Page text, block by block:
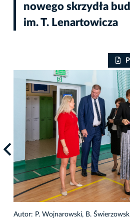
nowego skrzydła
im. T. Lenartowicza
Autor: P. Wojnarowski, B.